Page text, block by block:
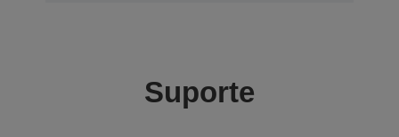
Suporte